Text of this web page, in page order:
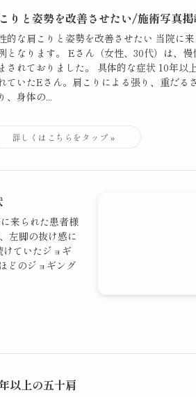
りと姿勢を改善させたい/施術写真掲
的な肩こりと姿勢を改善させたい 当院に
となります。 Eさん（女性、30代）は、慢
されておりました。 具体的な症状 10年以
ていたEさん。肩こりによる張り、重だる
、身体の...
来られた患者様
左脚の抜け感に
ていたジョギ
どのジョギング
以上の五十肩